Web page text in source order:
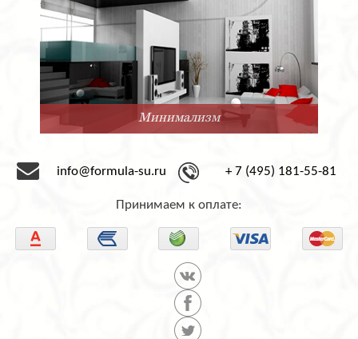
Минимализм
info@formula-su.ru + 7 (495) 181-55-81
Принимаем к оплате: